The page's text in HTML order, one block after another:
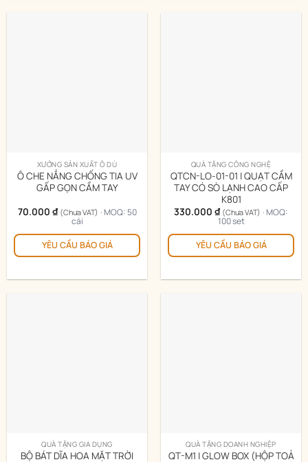
XƯỞNG SẢN XUẤT Ô DÙ
Ô CHE NẮNG CHỐNG TIA UV
GẤP GỌN CẦM TAY
70.000 ₫ (Chưa VAT) · MOQ: 50
cái
YÊU CẦU BÁO GIÁ
QUÀ TẶNG CÔNG NGHỆ
QTCN-LO-01-01 | QUẠT CẦM
TAY CÓ SÒ LẠNH CAO CẤP
K801
330.000 ₫ (Chưa VAT) · MOQ:
100 set
YÊU CẦU BÁO GIÁ
QUÀ TẶNG GIA DỤNG
BỘ BÁT DĨA HOA MẶT TRỜI
QUÀ TẶNG DOANH NGHIỆP
QT-M1 | GLOW BOX (HỘP TOẢ